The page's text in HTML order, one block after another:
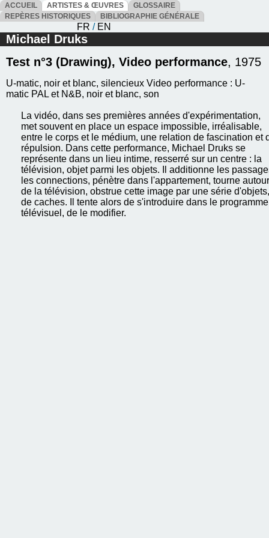
ACCUEIL ARTISTES & ŒUVRES
GLOSSAIRE
REPÈRES HISTORIQUES
BIBLIOGRAPHIE GÉNÉRALE
FR / EN
Michael Druks